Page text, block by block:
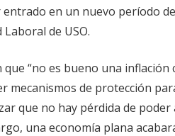
en un nuevo período
de USO.
“no es bueno una
mecanismos de protección
que no hay pérdida de
una economía plana